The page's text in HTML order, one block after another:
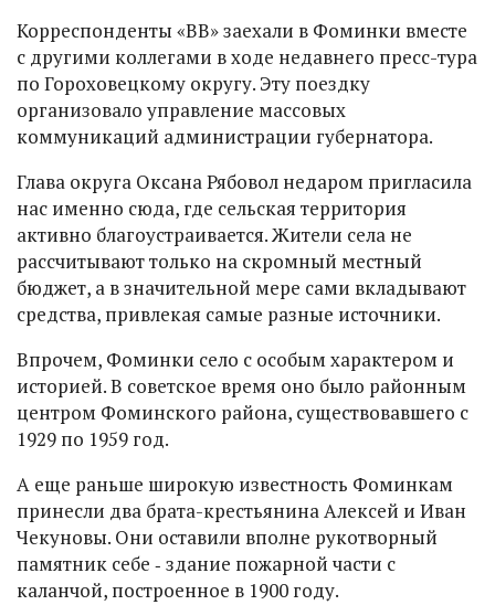
Корреспонденты «ВВ» заехали в Фоминки вместе
с другими коллегами в ходе недавнего пресс-тура
по Гороховецкому округу. Эту поездку
организовало управление массовых
коммуникаций администрации губернатора.
Глава округа Оксана Рябовол недаром пригласила
нас именно сюда, где сельская территория
активно благоустраивается. Жители села не
рассчитывают только на скромный местный
бюджет, а в значительной мере сами вкладывают
средства, привлекая самые разные источники.
Впрочем, Фоминки село с особым характером и
историей. В советское время оно было районным
центром Фоминского района, существовавшего с
1929 по 1959 год.
А еще раньше широкую известность Фоминкам
принесли два брата-крестьянина Алексей и Иван
Чекуновы. Они оставили вполне рукотворный
памятник себе ‑ здание пожарной части с
каланчой, построенное в 1900 году.